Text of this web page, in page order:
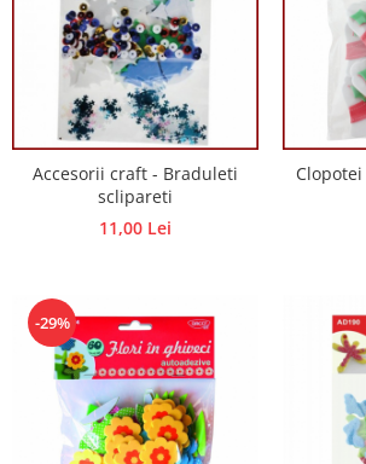
Rame, albume, notesuri
Forme/Figurine carton
Panglici, snururi, sarma
Dantela
Panglici craciun
Aplice decor
Sticla
Platouri
Sticlute
Accesorii craft - Braduleti
sclipareti
11,00 Lei
-29%